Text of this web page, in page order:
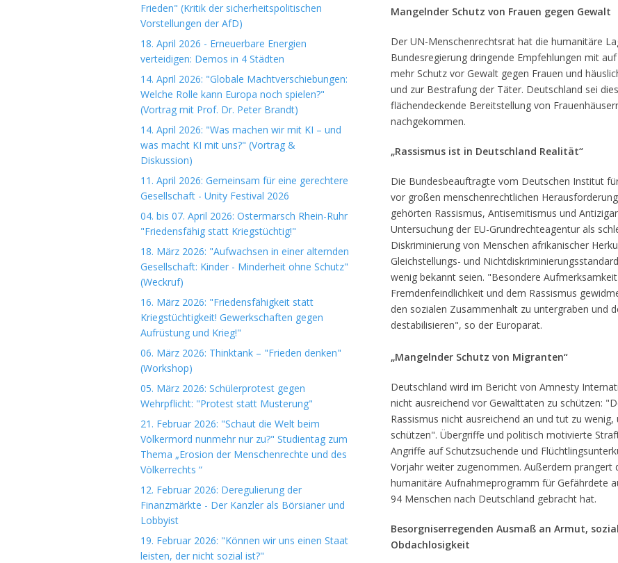
Frieden" (Kritik der sicherheitspolitischen
Vorstellungen der AfD)
18. April 2026 - Erneuerbare Energien
verteidigen: Demos in 4 Städten
14. April 2026: "Globale Machtverschiebungen:
Welche Rolle kann Europa noch spielen?"
(Vortrag mit Prof. Dr. Peter Brandt)
14. April 2026: "Was machen wir mit KI – und
was macht KI mit uns?" (Vortrag &
Diskussion)
11. April 2026: Gemeinsam für eine gerechtere
Gesellschaft - Unity Festival 2026
04. bis 07. April 2026: Ostermarsch Rhein-Ruhr
"Friedensfähig statt Kriegstüchtig!"
18. März 2026: "Aufwachsen in einer alternden
Gesellschaft: Kinder - Minderheit ohne Schutz"
(Weckruf)
16. März 2026: "Friedensfähigkeit statt
Kriegstüchtigkeit! Gewerkschaften gegen
Aufrüstung und Krieg!"
06. März 2026: Thinktank – "Frieden denken"
(Workshop)
05. März 2026: Schülerprotest gegen
Wehrpflicht: "Protest statt Musterung"
21. Februar 2026: "Schaut die Welt beim
Völkermord nunmehr nur zu?" Studientag zum
Thema „Erosion der Menschenrechte und des
Völkerrechts “
12. Februar 2026: Deregulierung der
Finanzmärkte - Der Kanzler als Börsianer und
Lobbyist
19. Februar 2026: "Können wir uns einen Staat
leisten, der nicht sozial ist?"
Mangelnder Schutz von Frauen gegen Gewalt
Der UN-Menschenrechtsrat hat die humanitäre
Bundesregierung dringende Empfehlungen mit
mehr Schutz vor Gewalt gegen Frauen und
und zur Bestrafung der Täter. Deutschland sei
flächendeckende Bereitstellung von
nachgekommen.
„Rassismus ist in Deutschland Realität“
Die Bundesbeauftragte vom Deutschen Institut
vor großen menschenrechtlichen
gehörten Rassismus, Antisemitismus und
Untersuchung der EU-Grundrechteagentur als
Diskriminierung von Menschen afrikanischer
Gleichstellungs- und
wenig bekannt seien. "Besondere
Fremdenfeindlichkeit und dem Rassismus
den sozialen Zusammenhalt zu untergraben und
destabilisieren", so der Europarat.
„Mangelnder Schutz von Migranten“
Deutschland wird im Bericht von Amnesty
nicht ausreichend vor Gewalttaten zu schützen:
Rassismus nicht ausreichend an und tut zu
schützen". Übergriffe und politisch motivierte
Angriffe auf Schutzsuchende und
Vorjahr weiter zugenommen. Außerdem prangert
humanitäre Aufnahmeprogramm für Gefährdete
94 Menschen nach Deutschland gebracht hat.
Besorgniserregenden Ausmaß an Armut,
Obdachlosigkeit